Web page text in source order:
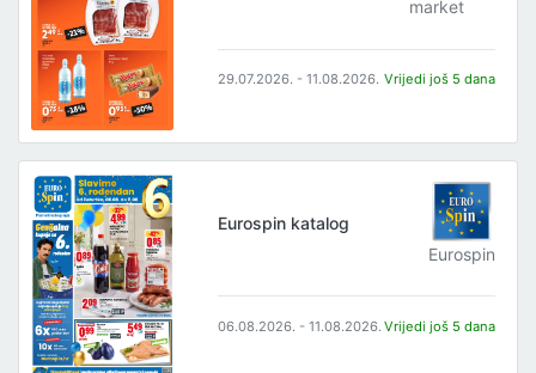
market
29.07.2026. - 11.08.2026. Vrijedi još 5 dana
Eurospin katalog
Eurospin
06.08.2026. - 11.08.2026. Vrijedi još 5 dana